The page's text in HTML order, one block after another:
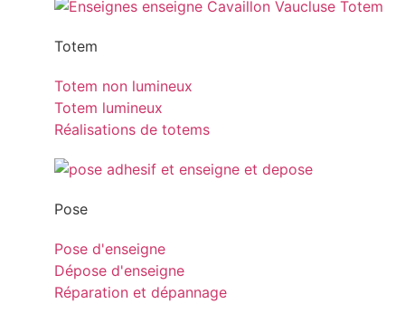
Totem
Totem non lumineux
Totem lumineux
Réalisations de totems
Pose
Pose d'enseigne
Dépose d'enseigne
Réparation et dépannage